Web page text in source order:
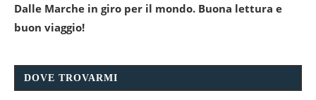
Dalle Marche in giro per il mondo. Buona lettura e
buon viaggio!
DOVE TROVARMI